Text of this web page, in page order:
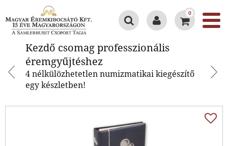
0
Kezdő csomag professzionális
éremgyűjtéshez
4 nélkülözhetetlen numizmatikai kiegészítő
egy készletben!
Kezdő csomag professzionális
éremgyűjtéshez